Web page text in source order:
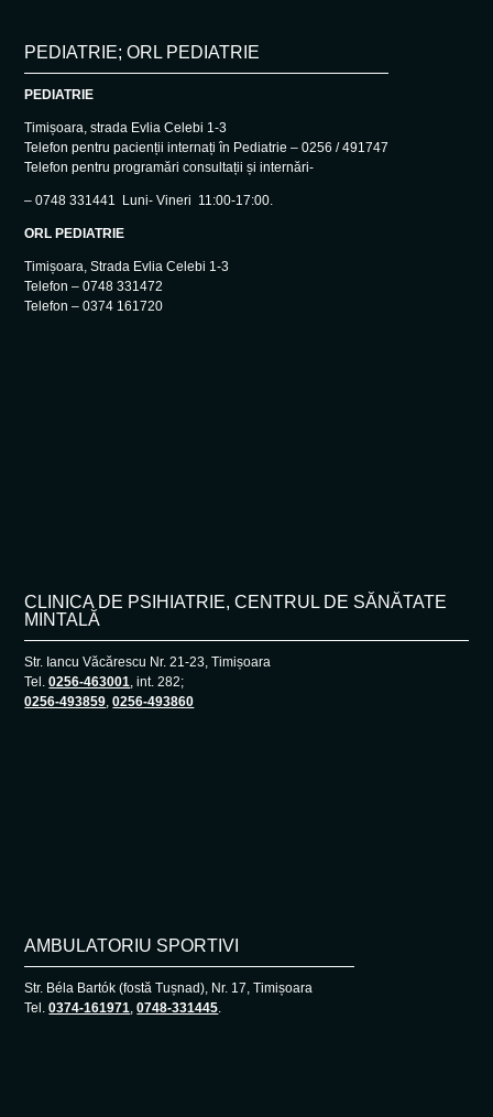
PEDIATRIE; ORL PEDIATRIE
PEDIATRIE
Timișoara, strada Evlia Celebi 1-3
Telefon pentru pacienții internați în Pediatrie – 0256 / 491747
Telefon pentru programări consultații și internări-
– 0748 331441 Luni- Vineri 11:00-17:00.
ORL PEDIATRIE
Timișoara, Strada Evlia Celebi 1-3
Telefon – 0748 331472
Telefon – 0374 161720
CLINICA DE PSIHIATRIE, CENTRUL DE SĂNĂTATE
MINTALĂ
Str. Iancu Văcărescu Nr. 21-23, Timișoara
Tel.0256-463001 , int. 282;
0256-493859 ,0256-493860
AMBULATORIU SPORTIVI
Str. Béla Bartók (fostă Tușnad), Nr. 17, Timișoara
Tel.0374-161971,0748-331445.